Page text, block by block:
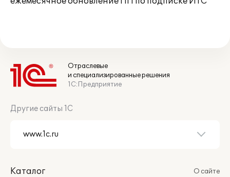
Отраслевые
и специализированные решения
1С:Предприятие
Другие сайты 1С
Каталог
О сайте